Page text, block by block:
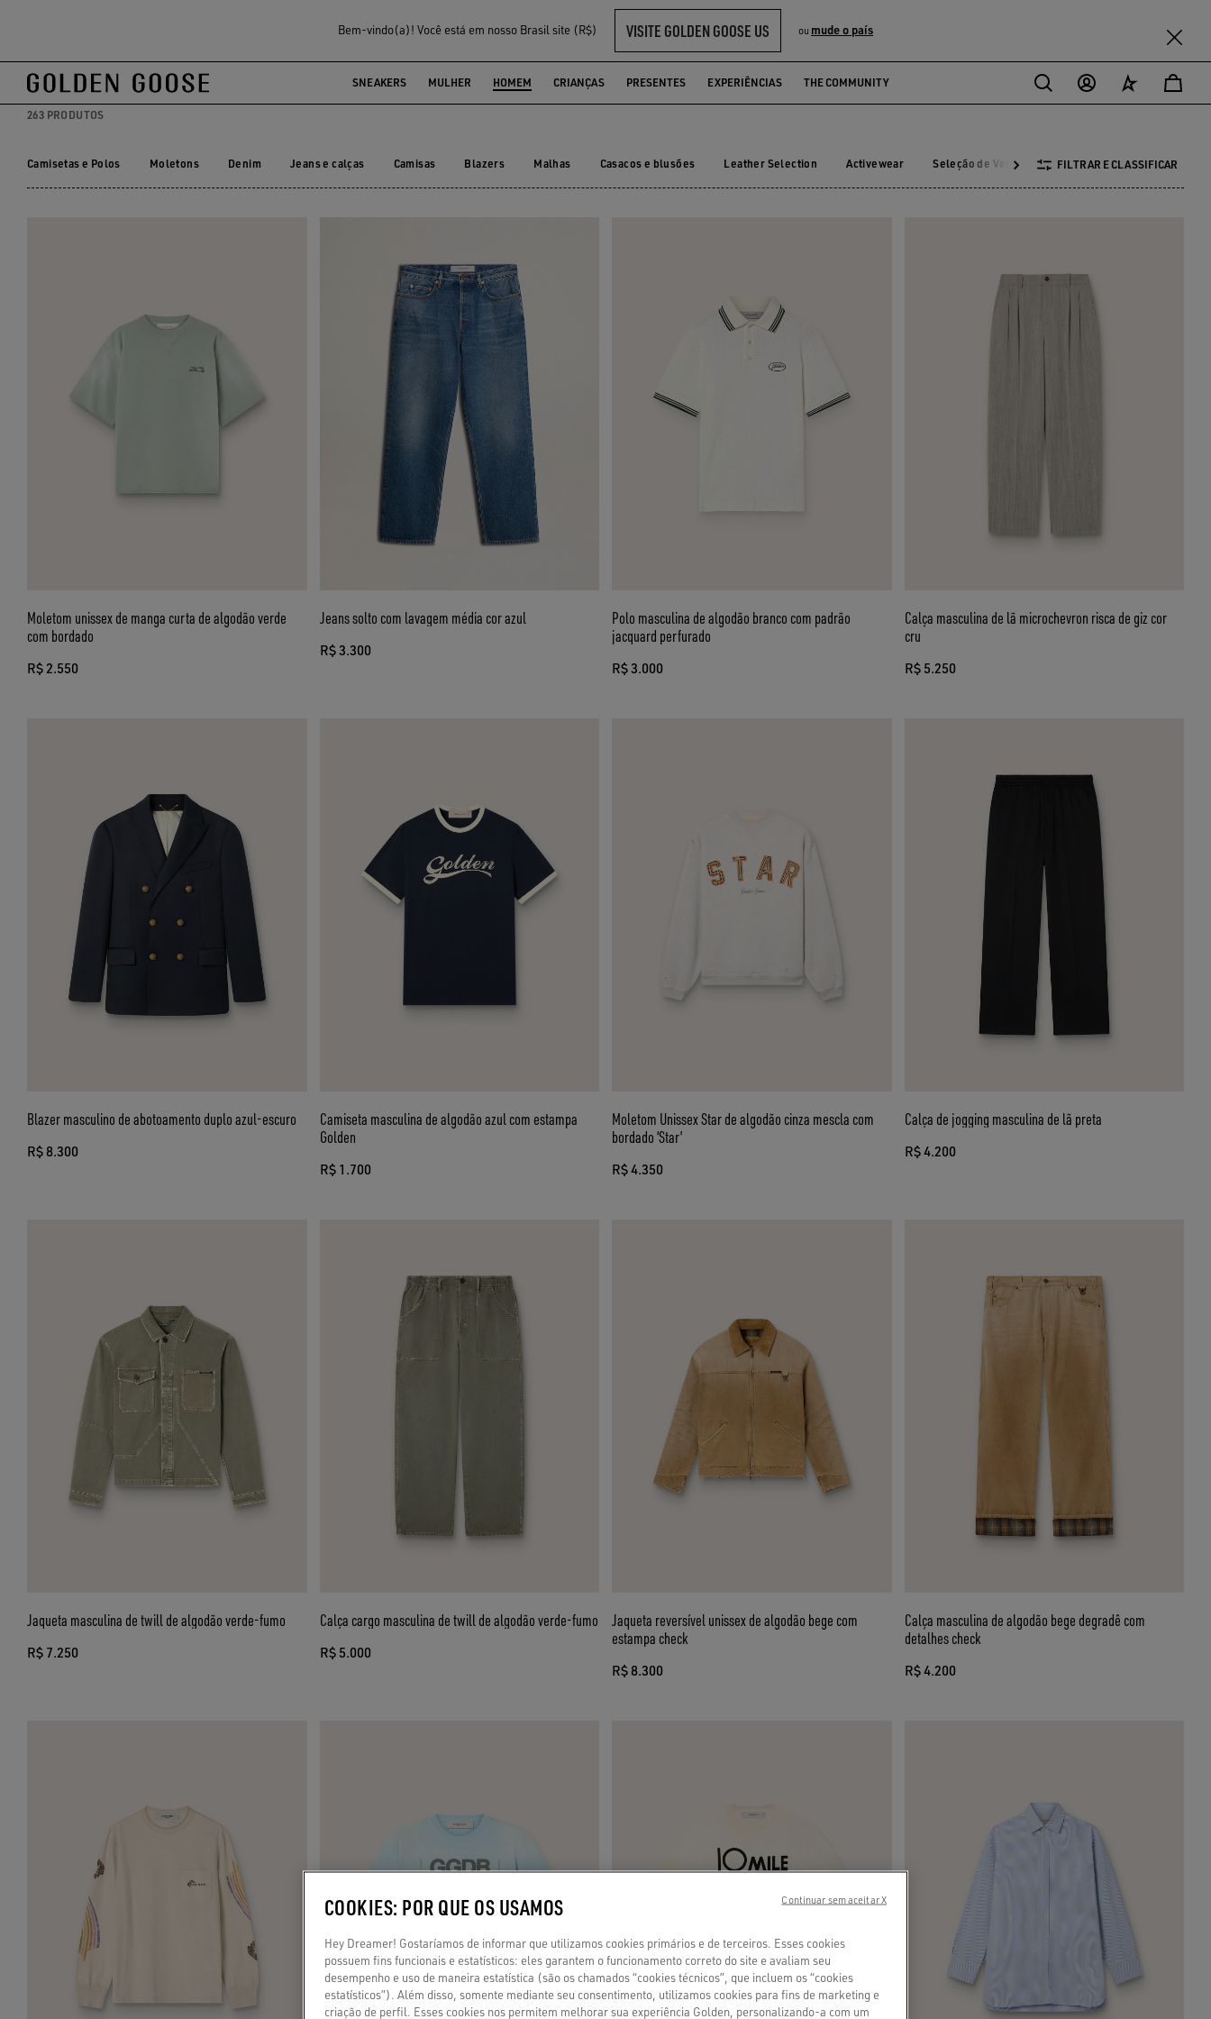
Bem-vindo(a)! Você está em nosso Brasil site (R$) VISITE GOLDEN GOOSE US ou mude o país
SNEAKERS MULHER HOMEM CRIANÇAS PRESENTES EXPERIÊNCIAS THE COMMUNITY
ROUPA MASCULINA
263 PRODUTOS
Camisetas e Polos
Camisetas e Polos
Moletons
Moletons
Denim
Denim
Jeans e calças
Jeans e calças
Camisas
Camisas
Blazers
Blazers
Malhas
Malhas
Casacos e blusões
Casacos e blusões
Leather Selection
Leather Selection
Activewear
Activewear
Seleção de Verão
Seleção de Verão
FILTRAR E CLASSIFICAR
Moletom unissex de manga curta de algodão verde
com bordado
R$ 2.550
Jeans solto com lavagem média cor azul
R$ 3.300
Polo masculina de algodão branco com padrão
jacquard perfurado
R$ 3.000
Calça masculina de lã microchevron risca de giz cor
cru
R$ 5.250
Blazer masculino de abotoamento duplo azul-escuro
R$ 8.300
Camiseta masculina de algodão azul com estampa
Golden
R$ 1.700
Moletom Unissex Star de algodão cinza mescla com
bordado ‘Star’
R$ 4.350
Calça de jogging masculina de lã preta
R$ 4.200
Jaqueta masculina de twill de algodão verde-fumo
R$ 7.250
Calça cargo masculina de twill de algodão verde-fumo
R$ 5.000
Jaqueta reversível unissex de algodão bege com
estampa check
R$ 8.300
Calça masculina de algodão bege degradê com
detalhes check
R$ 4.200
COOKIES: POR QUE OS USAMOS
Hey Dreamer! Gostaríamos de informar que utilizamos cookies primários e de terceiros. Esses cookies
possuem fins funcionais e estatísticos: eles garantem o funcionamento correto do site e avaliam seu
desempenho e uso de maneira estatística (são os chamados “cookies técnicos”, que incluem os “cookies
estatísticos”). Além disso, somente mediante seu consentimento, utilizamos cookies para fins de marketing e
criação de perfil. Esses cookies nos permitem melhorar sua experiência Golden, personalizando-a com um
Continuar sem aceitar X